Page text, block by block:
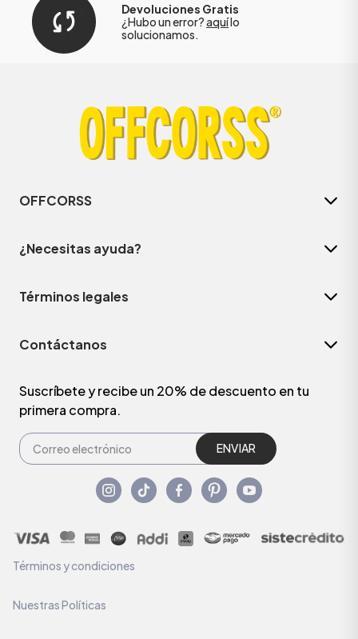
Devoluciones Gratis
¿Hubo un error?aquílo
solucionamos.
OFFCORSS
¿Necesitas ayuda?
Términos legales
Contáctanos
Suscríbete y recibe un 20% de descuento en tu
primera compra.
ENVIAR
Términos y condiciones
Nuestras Políticas